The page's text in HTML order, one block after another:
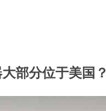
部分位于美国？